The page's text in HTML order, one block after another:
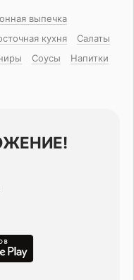
выпечка
куxня
Салаты
Соусы
Напитки